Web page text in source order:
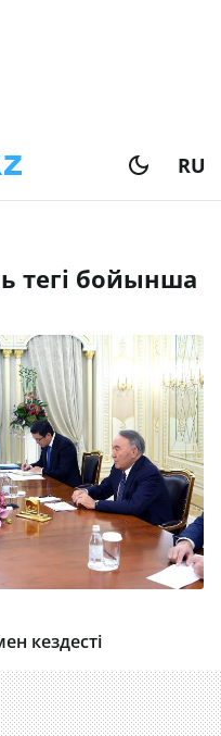
RU
тегі бойынша
кездесті